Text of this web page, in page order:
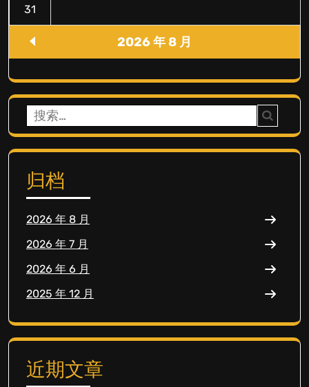
2026 年 8 月
31
搜
索：
归档
2026 年 8 月
2026 年 7 月
2026 年 6 月
2025 年 12 月
近期文章